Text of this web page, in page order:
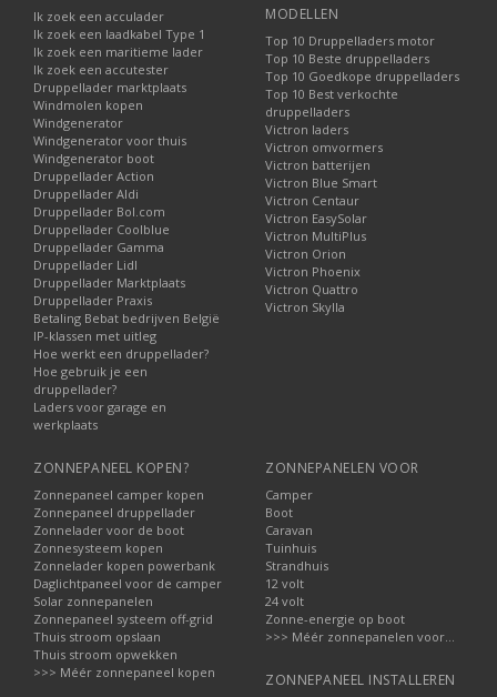
Ik zoek een acculader
Ik zoek een laadkabel Type 1
Ik zoek een maritieme lader
Ik zoek een accutester
Druppellader marktplaats
Windmolen kopen
Windgenerator
Windgenerator voor thuis
Windgenerator boot
Druppellader Action
Druppellader Aldi
Druppellader Bol.com
Druppellader Coolblue
Druppellader Gamma
Druppellader Lidl
Druppellader Marktplaats
Druppellader Praxis
Betaling Bebat bedrijven België
IP-klassen met uitleg
Hoe werkt een druppellader?
Hoe gebruik je een
druppellader?
Laders voor garage en
werkplaats
MODELLEN
Top 10 Druppelladers motor
Top 10 Beste druppelladers
Top 10 Goedkope druppelladers
Top 10 Best verkochte
druppelladers
Victron laders
Victron omvormers
Victron batterijen
Victron Blue Smart
Victron Centaur
Victron EasySolar
Victron MultiPlus
Victron Orion
Victron Phoenix
Victron Quattro
Victron Skylla
ZONNEPANEEL KOPEN?
Zonnepaneel camper kopen
Zonnepaneel druppellader
Zonnelader voor de boot
Zonnesysteem kopen
Zonnelader kopen powerbank
Daglichtpaneel voor de camper
Solar zonnepanelen
Zonnepaneel systeem off-grid
Thuis stroom opslaan
Thuis stroom opwekken
>>> Méér zonnepaneel kopen
ZONNEPANELEN VOOR
Camper
Boot
Caravan
Tuinhuis
Strandhuis
12 volt
24 volt
Zonne-energie op boot
>>> Méér zonnepanelen voor...
ZONNEPANEEL INSTALLEREN